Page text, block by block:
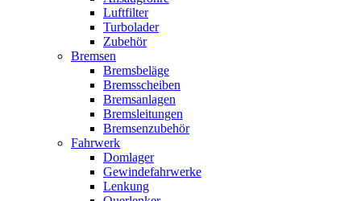
Luftfilter
Turbolader
Zubehör
Bremsen
Bremsbeläge
Bremsscheiben
Bremsanlagen
Bremsleitungen
Bremsenzubehör
Fahrwerk
Domlager
Gewindefahrwerke
Lenkung